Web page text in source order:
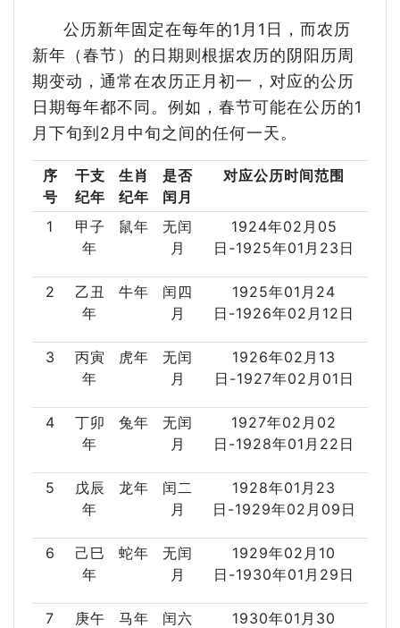
公历新年固定在每年的1月1日，而农历
新年（春节）的日期则根据农历的阴阳历周
期变动，通常在农历正月初一，对应的公历
日期每年都不同。例如，春节可能在公历的1
月下旬到2月中旬之间的任何一天。
序
号
干支
纪年
生肖
纪年
是否
闰月
对应公历时间范围
1
甲子
年
鼠年
无闰
月
1924年02月05
日-1925年01月23日
2
乙丑
年
牛年
闰四
月
1925年01月24
日-1926年02月12日
3
丙寅
年
虎年
无闰
月
1926年02月13
日-1927年02月01日
4
丁卯
年
兔年
无闰
月
1927年02月02
日-1928年01月22日
5
戊辰
年
龙年
闰二
月
1928年01月23
日-1929年02月09日
6
己巳
年
蛇年
无闰
月
1929年02月10
日-1930年01月29日
7
庚午
马年
闰六
1930年01月30